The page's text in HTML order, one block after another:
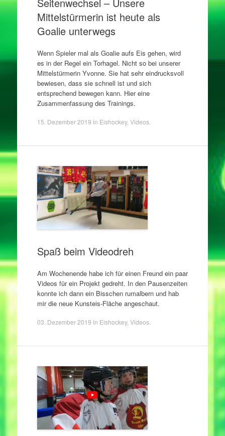
Mittelstürmerin ist heute als
Goalie unterwegs
Wenn Spieler mal als Goalie aufs Eis gehen, wird
es in der Regel ein Torhagel. Nicht so bei unserer
Mittelstürmerin Yvonne. Sie hat sehr eindrucksvoll
bewiesen, dass sie schnell ist und sich
entsprechend bewegen kann. Hier eine
Zusammenfassung des Trainings.
15. Dezember 2019 in Eishockey, Videos.
Spaß beim Videodreh
Am Wochenende habe ich für einen Freund ein paar
Videos für ein Projekt gedreht. In den Pausenzeiten
konnte ich dann ein Bisschen rumalbern und hab
mir die neue Kunsteis-Fläche angeschaut.
03. Dezember 2019 in Eishockey, Videos.